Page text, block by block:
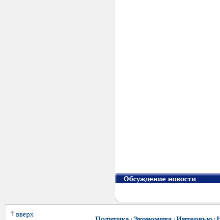
Обсуждение новости
вверх